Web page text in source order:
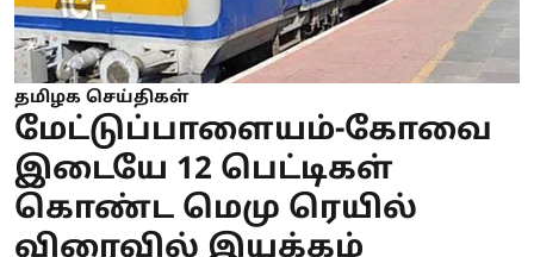
தமிழக செய்திகள்
மேட்டுப்பாளையம்-கோவை
இடையே 12 பெட்டிகள்
கொண்ட மெமு ரெயில்
விரைவில் இயக்கம்